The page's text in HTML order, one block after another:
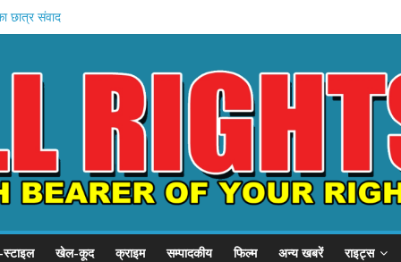
छात्र संवाद
बहन को कैद
प्रदर्शन
से गुहार
खेल-कूद क्राइम सम्पादकीय फिल्म अन्य खबरें राइट्स